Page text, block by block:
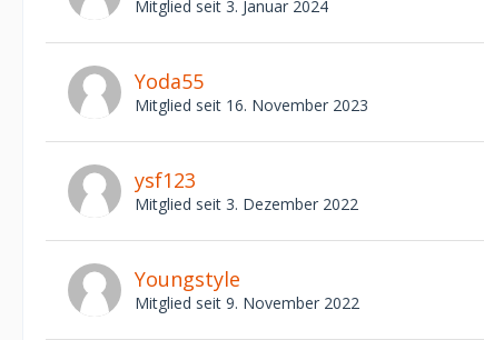
Mitglied seit 3. Januar 2024
Yoda55
Mitglied seit 16. November 2023
ysf123
Mitglied seit 3. Dezember 2022
Youngstyle
Mitglied seit 9. November 2022